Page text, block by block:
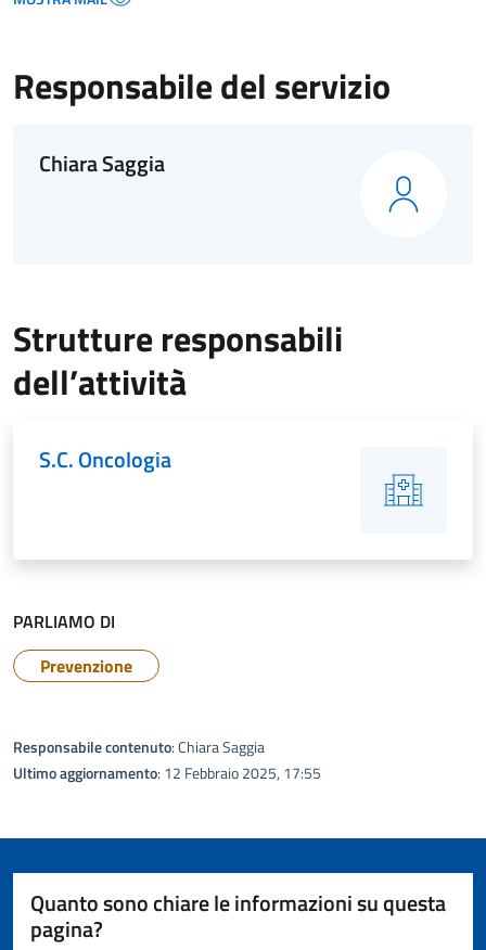
Responsabile del servizio
Chiara Saggia
Strutture responsabili
dell’attività
S.C. Oncologia
PARLIAMO DI
Prevenzione
Responsabile contenuto: Chiara Saggia
Ultimo aggiornamento: 12 Febbraio 2025, 17:55
Quanto sono chiare le informazioni su questa
pagina?